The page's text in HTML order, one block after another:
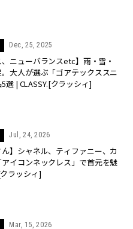
Dec, 25, 2025
、ニューバランスetc】雨・雪・
大人が選ぶ「ゴアテックススニ
選 | CLASSY.[クラッシィ]
Jul, 24, 2026
ん】シャネル、ティファニー、カ
イコンネックレス」で首元を魅
ラッシィ]
Mar, 15, 2026